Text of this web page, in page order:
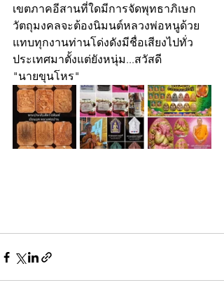
เขตภาคอีสานที่ใดมีการจัดพุทธาภิเษก
วัตถุมงคลจะต้องนิมนต์หลวงพ่อหนูด้วย
แทบทุกงานท่านโด่งดังมีชื่อเสียงไปทั่ว
ประเทศมาตั้งแต่ยังหนุ่ม...สวัสดี
"นายขุนโหร"